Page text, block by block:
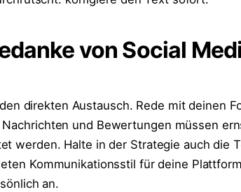
von Social
direkten Austausch. Rede mit deinen
und Bewertungen müssen
werden. Halte in der Strategie auch die
Kommunikationsstil für deine
an.